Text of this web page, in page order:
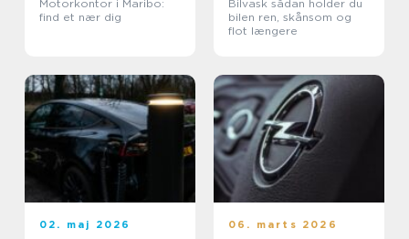
Motorkontor i Maribo:
find et nær dig
Bilvask sådan holder du
bilen ren, skånsom og
flot længere
02. maj 2026 06. marts 2026